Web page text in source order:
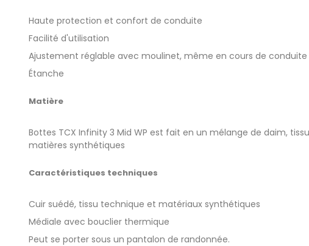
Haute protection et confort de conduite
Facilité d'utilisation
Ajustement réglable avec moulinet, même en cours de conduite
Étanche
Matière
Bottes TCX Infinity 3 Mid WP est fait en un mélange de daim,
matières synthétiques
Caractéristiques techniques
Cuir suédé, tissu technique et matériaux synthétiques
Médiale avec bouclier thermique
Peut se porter sous un pantalon de randonnée.